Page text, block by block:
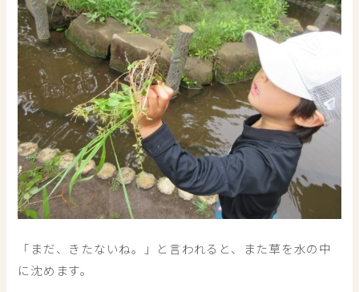
「まだ、きたないね。」と言われると、また草を水の中
に沈めます。